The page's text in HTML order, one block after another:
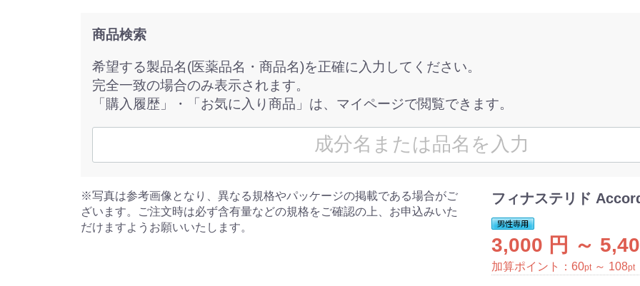
商品検索
希望する製品名(医薬品名・商品名)を正確に入力してください。
完全一致の場合のみ表示されます。
「購入履歴」・「お気に入り商品」は、マイページで閲覧できます。
※写真は参考画像となり、異なる規格やパッケージの掲載である場合がご
ざいます。ご注文時は必ず含有量などの規格をご確認の上、お申込みいた
だけますようお願いいたします。
フィナステリド
3,000 円 ～
加算ポイント： 60pt ～ 108pt